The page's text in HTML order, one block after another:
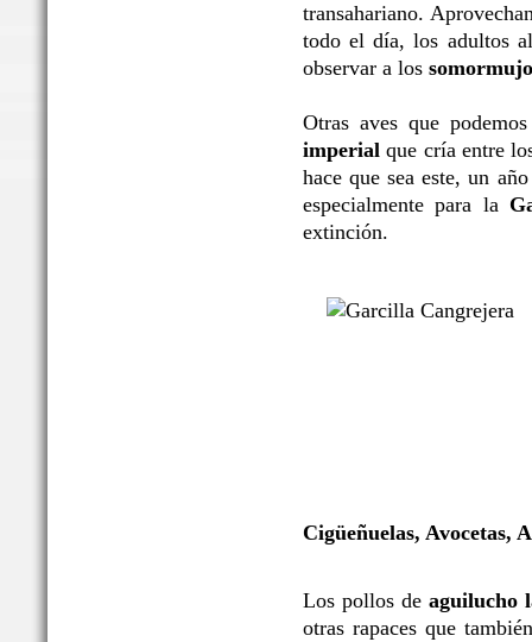
transahariano.
todo el día, los adultos
observar a los
Otras aves que
imperialque cría entre
hace que sea este, un
especialmente para la
extinción.
Cigüeñuelas, Avocetas,
Los pollos de aguilucho
otras rapaces que